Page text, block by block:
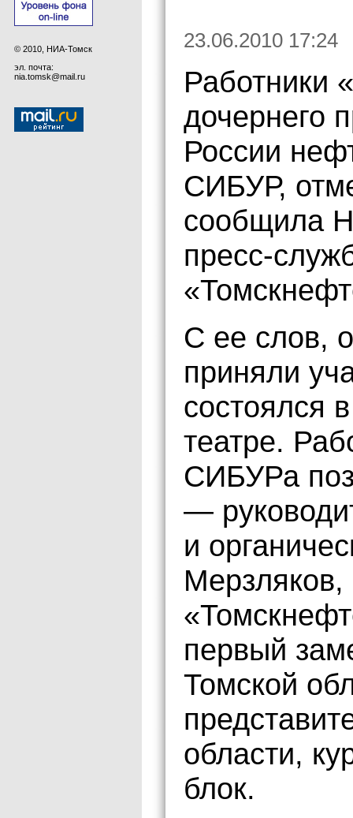
© 2010, НИА-Томск
эл. почта:
nia.tomsk@mail.ru
23.06.2010 17:24
Работники
дочернего
России
СИБУР,
сообщила
пресс-
С ее слов,
приняли
состоялся
театре.
СИБУРа
—
и
Мерзляков,
первый
Томской
области,
блок.